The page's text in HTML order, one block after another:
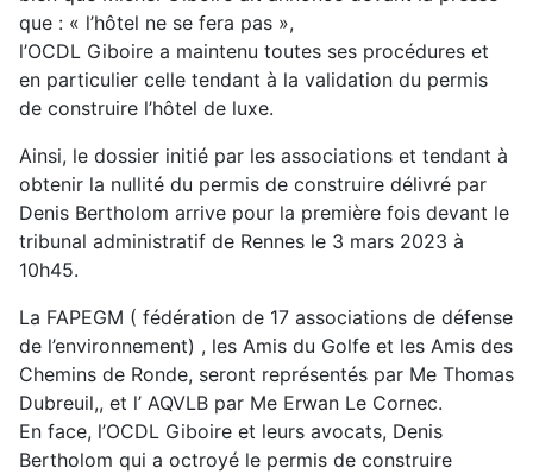
que : « l’hôtel ne se fera pas »,
l’OCDL Giboire a maintenu toutes ses procédures et
en particulier celle tendant à la validation du permis
de construire l’hôtel de luxe.
Ainsi, le dossier initié par les associations et tendant à
obtenir la nullité du permis de construire délivré par
Denis Bertholom arrive pour la première fois devant le
tribunal administratif de Rennes le 3 mars 2023 à
10h45.
La FAPEGM ( fédération de 17 associations de défense
de l’environnement) , les Amis du Golfe et les Amis des
Chemins de Ronde, seront représentés par Me Thomas
Dubreuil,, et l’ AQVLB par Me Erwan Le Cornec.
En face, l’OCDL Giboire et leurs avocats, Denis
Bertholom qui a octroyé le permis de construire